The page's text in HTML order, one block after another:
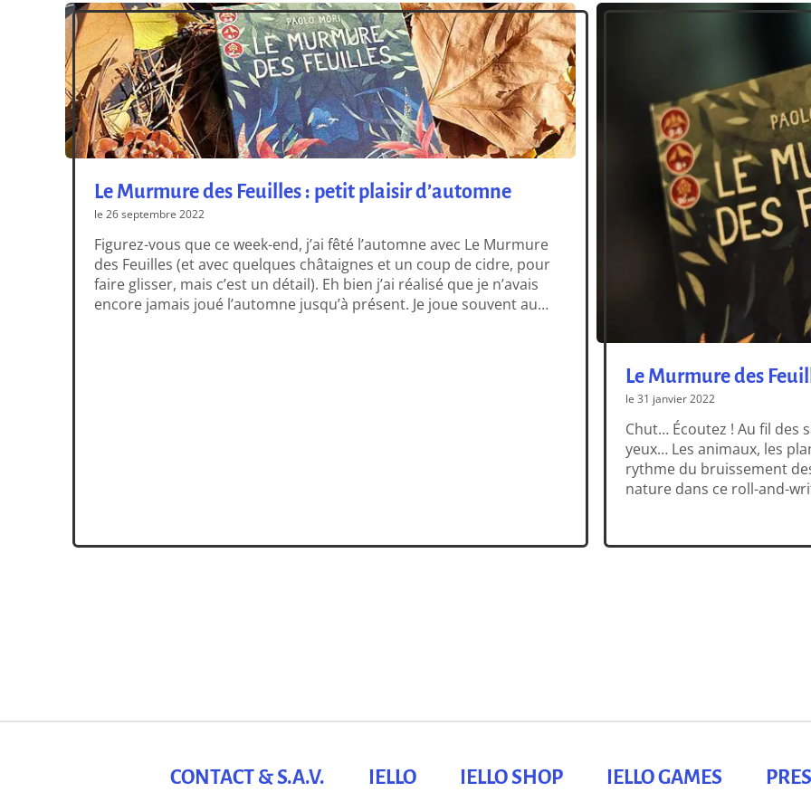
Le Murmure des Feuilles : petit plaisir d’automne
le 26 septembre 2022
Figurez-vous que ce week-end, j’ai fêté l’automne avec Le Murmure
des Feuilles (et avec quelques châtaignes et un coup de cidre, pour
faire glisser, mais c’est un détail). Eh bien j’ai réalisé que je n’avais
encore jamais joué l’automne jusqu’à présent. Je joue souvent au
Le Murmure des
le 31 janvier 2022
Chut… Écoutez ! Au fil des
yeux… Les animaux, les
rythme du bruissement
nature dans ce roll-and-
CONTACT & S.A.V. IELLO IELLO SHOP IELLO GAMES